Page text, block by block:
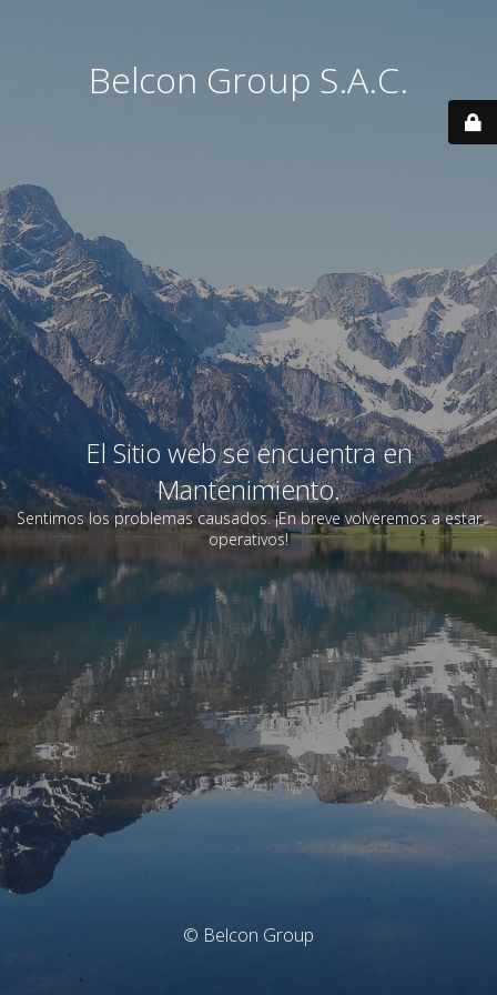
Belcon Group S.A.C.
El Sitio web se encuentra en
Mantenimiento.
Sentimos los problemas causados. ¡En breve volveremos a estar
operativos!
© Belcon Group